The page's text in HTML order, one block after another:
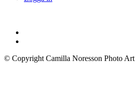
© Copyright Camilla Noresson Photo